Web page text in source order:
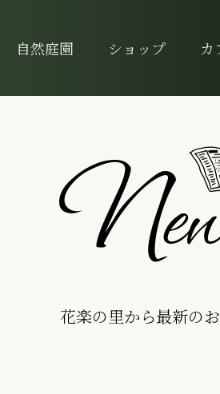
自然庭園 ショップ カ
花楽の里から最新の